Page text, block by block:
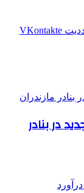
‫VKontakte
در بنادر